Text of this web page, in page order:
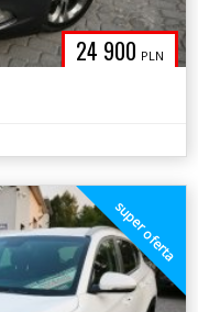
24 900 PLN
super oferta